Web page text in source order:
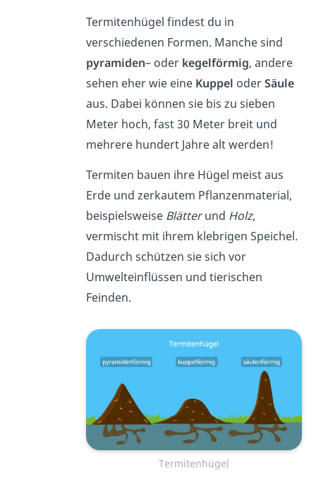
Termitenhügel findest du in
verschiedenen Formen. Manche sind
pyramiden– oder kegelförmig, andere
sehen eher wie eine Kuppel oderSäule
aus. Dabei können sie bis zu sieben
Meter hoch, fast 30 Meter breit und
mehrere hundert Jahre alt werden!
Termiten bauen ihre Hügel meist aus
Erde und zerkautem Pflanzenmaterial,
beispielsweise Blätterund Holz,
vermischt mit ihrem klebrigen Speichel.
Dadurch schützen sie sich vor
Umwelteinflüssen und tierischen
Feinden.
Termitenhügel